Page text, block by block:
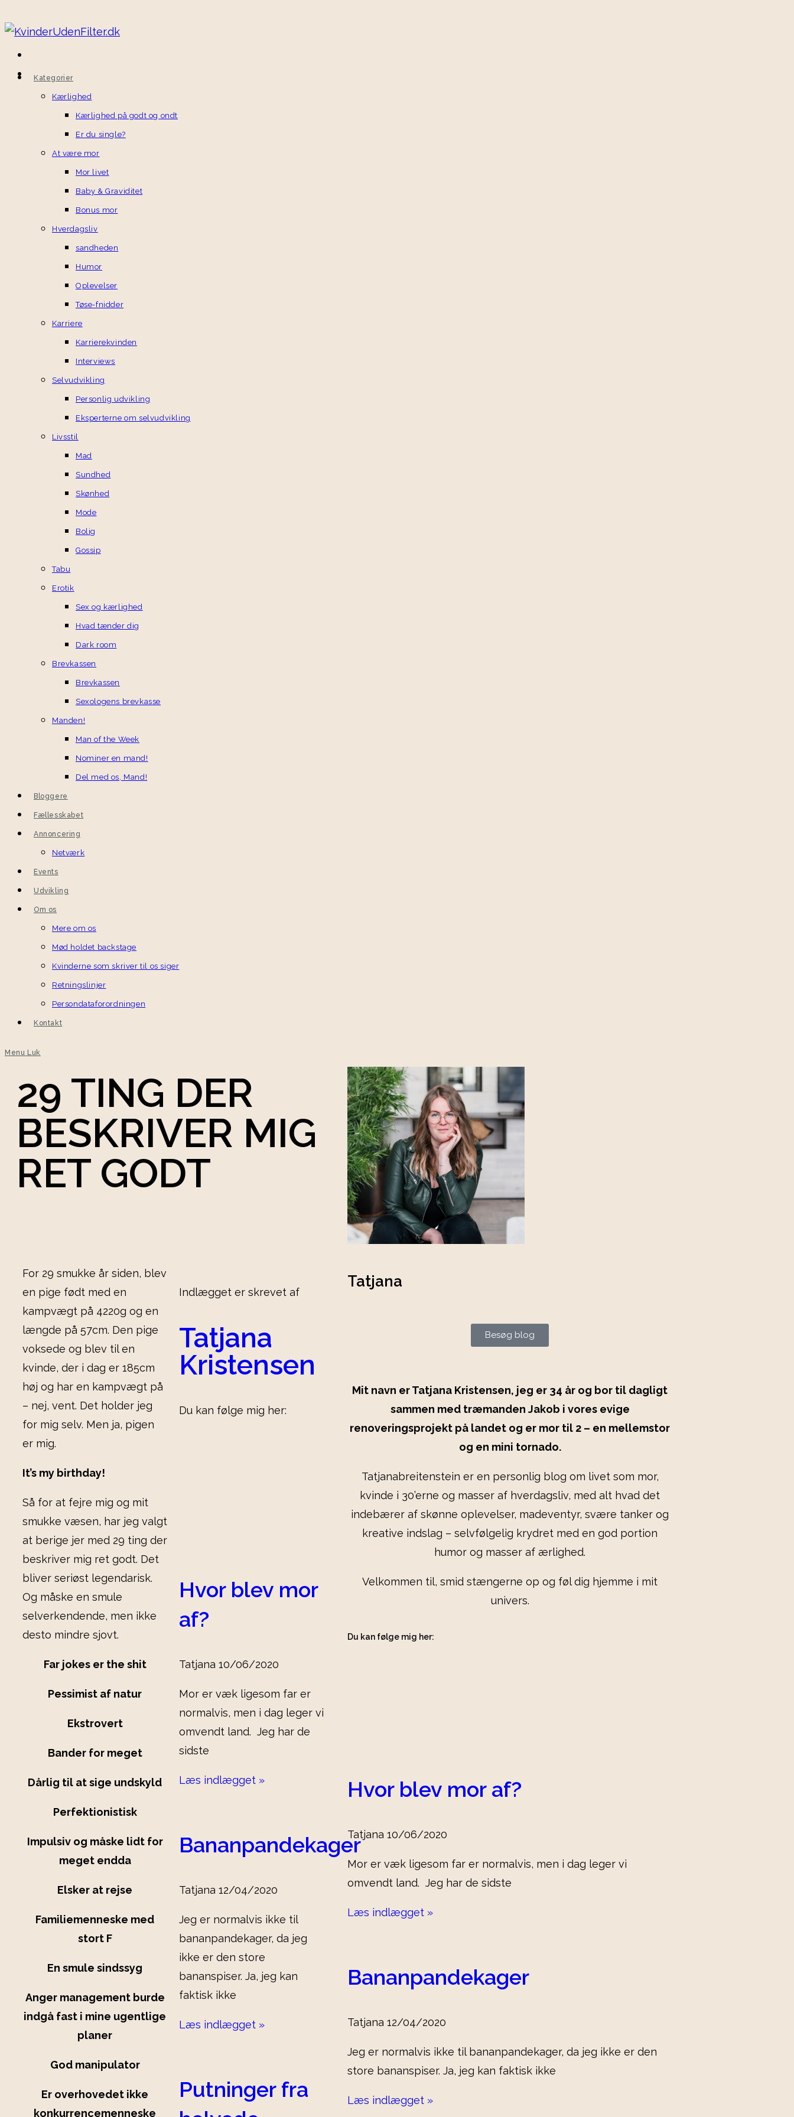
Kategorier
Kærlighed
Kærlighed på godt og ondt
Er du single?
At være mor
Mor livet
Baby & Graviditet
Bonus mor
Hverdagsliv
sandheden
Humor
Oplevelser
Tøse-fnidder
Karriere
Karrierekvinden
Interviews
Selvudvikling
Personlig udvikling
Eksperterne om selvudvikling
Livsstil
Mad
Sundhed
Skønhed
Mode
Bolig
Gossip
Tabu
Erotik
Sex og kærlighed
Hvad tænder dig
Dark room
Brevkassen
Brevkassen
Sexologens brevkasse
Manden!
Man of the Week
Nominer en mand!
Del med os, Mand!
Bloggere
Fællesskabet
Annoncering
Netværk
Events
Udvikling
Om os
Mere om os
Mød holdet backstage
Kvinderne som skriver til os siger
Retningslinjer
Persondataforordningen
Kontakt
Menu Luk
29 TING DER
BESKRIVER MIG
RET GODT
For 29 smukke år siden, blev
en pige født med en
kampvægt på 4220g og en
længde på 57cm. Den pige
voksede og blev til en
kvinde, der i dag er 185cm
høj og har en kampvægt på
– nej, vent. Det holder jeg
for mig selv. Men ja, pigen
er mig.
It’s my birthday!
Så for at fejre mig og mit
smukke væsen, har jeg valgt
at berige jer med 29 ting der
beskriver mig ret godt. Det
bliver seriøst legendarisk.
Og måske en smule
selverkendende, men ikke
desto mindre sjovt.
Far jokes er the shit
Pessimist af natur
Ekstrovert
Bander for meget
Dårlig til at sige undskyld
Perfektionistisk
Impulsiv og måske lidt for
meget endda
Elsker at rejse
Familiemenneske med
stort F
En smule sindssyg
Anger management burde
indgå fast i mine ugentlige
planer
God manipulator
Er overhovedet ikke
konkurrencemenneske
Indlægget er skrevet af
Tatjana
Kristensen
Du kan følge mig her:
Hvor blev mor
af?
Tatjana 10/06/2020
Mor er væk ligesom far er
normalvis, men i dag leger vi
omvendt land. Jeg har de
sidste
Læs indlægget »
Bananpandekager
Tatjana 12/04/2020
Jeg er normalvis ikke til
bananpandekager, da jeg
ikke er den store
bananspiser. Ja, jeg kan
faktisk ikke
Læs indlægget »
Putninger fra
Tatjana
Besøg blog
Mit navn er Tatjana Kristensen, jeg er 34 år og bor til dagligt
sammen med træmanden Jakob i vores evige
renoveringsprojekt på landet og er mor til 2 – en mellemstor
og en mini tornado.
Tatjanabreitenstein er en personlig blog om livet som mor,
kvinde i 30’erne og masser af hverdagsliv, med alt hvad det
indebærer af skønne oplevelser, madeventyr, svære tanker og
kreative indslag – selvfølgelig krydret med en god portion
humor og masser af ærlighed.
Velkommen til, smid stængerne op og føl dig hjemme i mit
univers.
Du kan følge mig her:
Hvor blev mor af?
Tatjana 10/06/2020
Mor er væk ligesom far er normalvis, men i dag leger vi
omvendt land. Jeg har de sidste
Læs indlægget »
Bananpandekager
Tatjana 12/04/2020
Jeg er normalvis ikke til bananpandekager, da jeg ikke er den
store bananspiser. Ja, jeg kan faktisk ikke
Læs indlægget »